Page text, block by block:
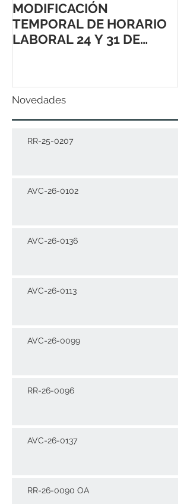
MODIFICACIÓN
TEMPORAL DE HORARIO
LABORAL 24 Y 31 DE
Novedades
RR-25-0207
AVC-26-0102
AVC-26-0136
AVC-26-0113
AVC-26-0099
RR-26-0096
AVC-26-0137
RR-26-0090 OA